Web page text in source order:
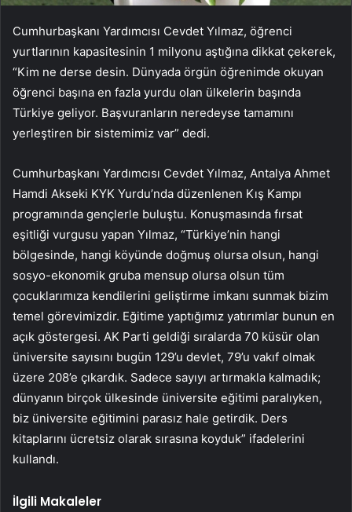
Cumhurbaşkanı Yardımcısı Cevdet Yılmaz, öğrenci
yurtlarının kapasitesinin 1 milyonu aştığına dikkat çekerek,
“Kim ne derse desin. Dünyada örgün öğrenimde okuyan
öğrenci başına en fazla yurdu olan ülkelerin başında
Türkiye geliyor. Başvuranların neredeyse tamamını
yerleştiren bir sistemimiz var” dedi.
Cumhurbaşkanı Yardımcısı Cevdet Yılmaz, Antalya Ahmet
Hamdi Akseki KYK Yurdu’nda düzenlenen Kış Kampı
programında gençlerle buluştu. Konuşmasında fırsat
eşitliği vurgusu yapan Yılmaz, “Türkiye’nin hangi
bölgesinde, hangi köyünde doğmuş olursa olsun, hangi
sosyo-ekonomik gruba mensup olursa olsun tüm
çocuklarımıza kendilerini geliştirme imkanı sunmak bizim
temel görevimizdir. Eğitime yaptığımız yatırımlar bunun en
açık göstergesi. AK Parti geldiği sıralarda 70 küsür olan
üniversite sayısını bugün 129’u devlet, 79’u vakıf olmak
üzere 208’e çıkardık. Sadece sayıyı artırmakla kalmadık;
dünyanın birçok ülkesinde üniversite eğitimi paralıyken,
biz üniversite eğitimini parasız hale getirdik. Ders
kitaplarını ücretsiz olarak sırasına koyduk” ifadelerini
kullandı.
İlgili Makaleler